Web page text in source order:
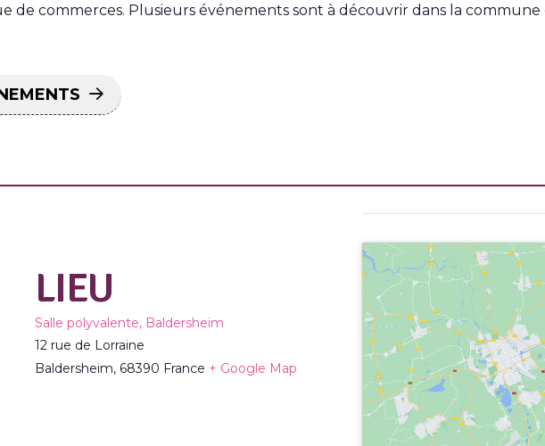
de commerces. Plusieurs événements sont à découvrir dans la commune
LIEU
Salle polyvalente, Baldersheim
12 rue de Lorraine
Baldersheim, 68390 France + Google Map